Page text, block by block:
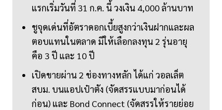
แรกเริ่มวันที่ 31 ก.ค. นี้ วงเงิน 4,000 ล้านบาท
ชูจุดเด่นที่อัตราดอกเบี้ยสูงกว่าเงินฝากและผล
ตอบแทนในตลาด มีให้เลือกลงทุน 2 รุ่นอายุ
คือ 3 ปี และ 10 ปี
เปิดขายผ่าน 2 ช่องทางหลัก ได้แก่ วอลเล็ต
สบม. บนแอปเป๋าตัง (จัดสรรแบบมาก่อนได้
ก่อน) และ Bond Connect (จัดสรรให้รายย่อย